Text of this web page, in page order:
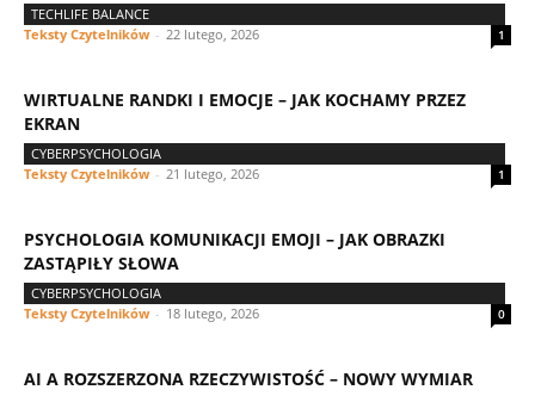
TECHLIFE BALANCE
Teksty Czytelników - 22 lutego, 2026 1
WIRTUALNE RANDKI I EMOCJE – JAK KOCHAMY PRZEZ
EKRAN
CYBERPSYCHOLOGIA
Teksty Czytelników - 21 lutego, 2026 1
PSYCHOLOGIA KOMUNIKACJI EMOJI – JAK OBRAZKI
ZASTĄPIŁY SŁOWA
CYBERPSYCHOLOGIA
Teksty Czytelników - 18 lutego, 2026 0
AI A ROZSZERZONA RZECZYWISTOŚĆ – NOWY WYMIAR